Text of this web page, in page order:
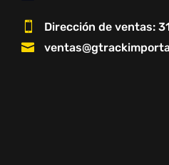
 Dirección de ventas:
